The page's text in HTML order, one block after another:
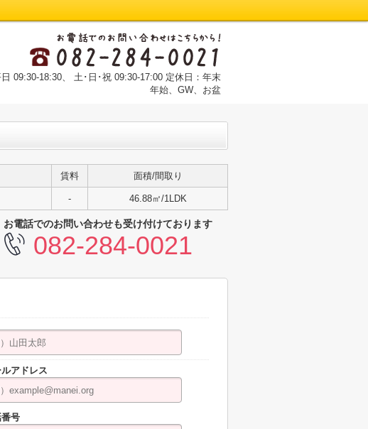
09:30-18:30、 土･日･祝 09:30-17:00 定休日：年末
年始、GW、お盆
賃料 面積/間取り
- 46.88㎡/1LDK
お電話でのお問い合わせも受け付けております
082-284-0021
アドレス
号